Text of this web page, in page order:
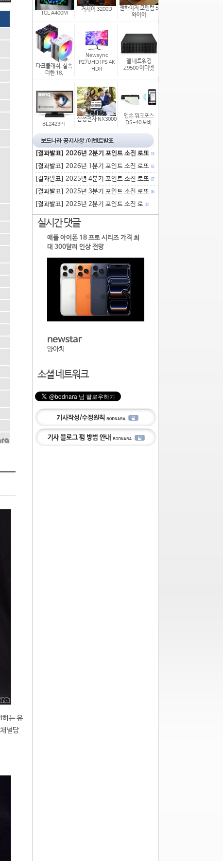
는 유
널당
TCL A400M
커세어 3200D
젠하이저 모멘텀 5
와이어
다크플래쉬, 실속
더한 18,
Newsync
P27UHD IPS 4K
HDR
델 네트워킹
Z9500 이더넷
BL2423PT
삼성전자 NX3000
엡손 워크포스
DS-40 모바
[결과발표] 2026년 2분기 포인트 소진 로또 13
[결과발표] 2026년 1분기 포인트 소진 로또 15
[결과발표] 2025년 4분기 포인트 소진 로또 17
[결과발표] 2025년 3분기 포인트 소진 로또 16
[결과발표] 2025년 2분기 포인트 소진 로 18
실시간 댓글
애플 아이폰 18 프로 시리즈 가격 최
대 300달러 인상 전망
newstar
양아치
소셜 네트워크